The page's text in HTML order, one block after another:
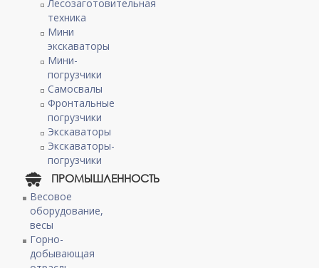
Лесозаготовительная
техника
Мини
экскаваторы
Мини-
погрузчики
Самосвалы
Фронтальные
погрузчики
Экскаваторы
Экскаваторы-
погрузчики
ПРОМЫШЛЕННОСТЬ
Весовое
оборудование,
весы
Горно-
добывающая